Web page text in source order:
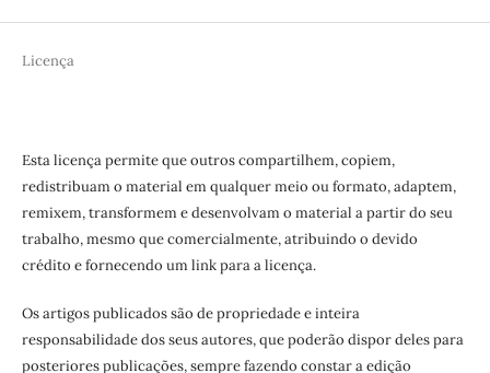
Licença
Esta licença permite que outros compartilhem, copiem,
redistribuam o material em qualquer meio ou formato, adaptem,
remixem, transformem e desenvolvam o material a partir do seu
trabalho, mesmo que comercialmente, atribuindo o devido
crédito e fornecendo um link para a licença.
Os artigos publicados são de propriedade e inteira
responsabilidade dos seus autores, que poderão dispor deles para
posteriores publicações, sempre fazendo constar a edição